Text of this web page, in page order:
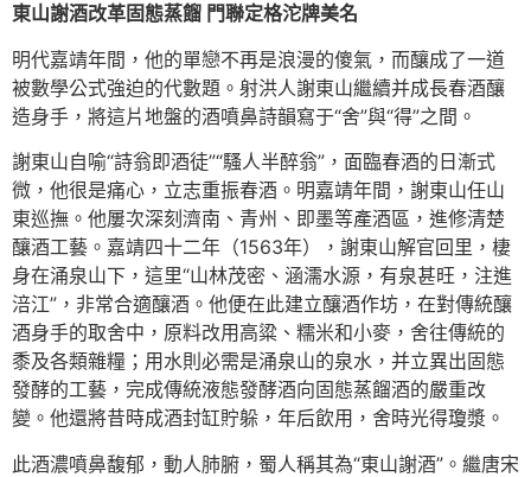
東山謝酒改革固態蒸餾 門聯定格沱牌美名
明代嘉靖年間，他的單戀不再是浪漫的傻氣，而釀成了一道
被數學公式強迫的代數題。射洪人謝東山繼續并成長春酒釀
造身手，將這片地盤的酒噴鼻詩韻寫于“舍”與“得”之間。
謝東山自喻“詩翁即酒徒”“騷人半醉翁”，面臨春酒的日漸式
微，他很是痛心，立志重振春酒。明嘉靖年間，謝東山任山
東巡撫。他屢次深刻濟南、青州、即墨等產酒區，進修清楚
釀酒工藝。嘉靖四十二年（1563年），謝東山解官回里，棲
身在涌泉山下，這里“山林茂密、涵濡水源，有泉甚旺，注進
涪江”，非常合適釀酒。他便在此建立釀酒作坊，在對傳統釀
酒身手的取舍中，原料改用高粱、糯米和小麥，舍往傳統的
黍及各類雜糧；用水則必需是涌泉山的泉水，并立異出固態
發酵的工藝，完成傳統液態發酵酒向固態蒸餾酒的嚴重改
變。他還將昔時成酒封缸貯躲，年后飲用，舍時光得瓊漿。
此酒濃噴鼻馥郁，動人肺腑，蜀人稱其為“東山謝酒”。繼唐宋